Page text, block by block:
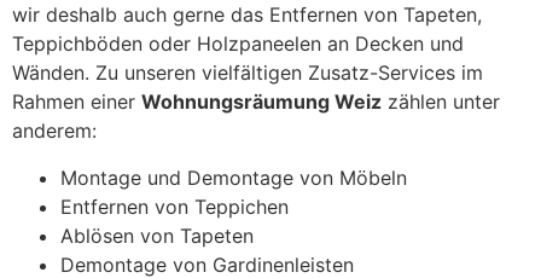
wir deshalb auch gerne das Entfernen von Tapeten,
Teppichböden oder Holzpaneelen an Decken und
Wänden. Zu unseren vielfältigen Zusatz-Services im
Rahmen einer Wohnungsräumung Weiz zählen unter
anderem:
Montage und Demontage von Möbeln
Entfernen von Teppichen
Ablösen von Tapeten
Demontage von Gardinenleisten